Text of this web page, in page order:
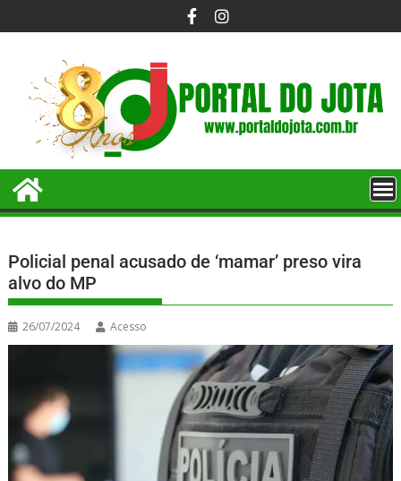
Policial penal acusado de ‘mamar’ preso vira
alvo do MP
26/07/2024 Acesso